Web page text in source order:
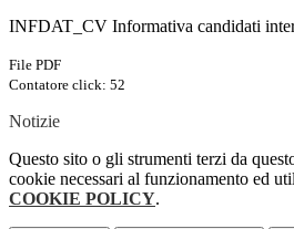
INFDAT_CV Informativa candidati
File PDF
Contatore click: 52
Notizie
Questo sito o gli strumenti terzi da
cookie necessari al funzionamento ed
COOKIE POLICY.